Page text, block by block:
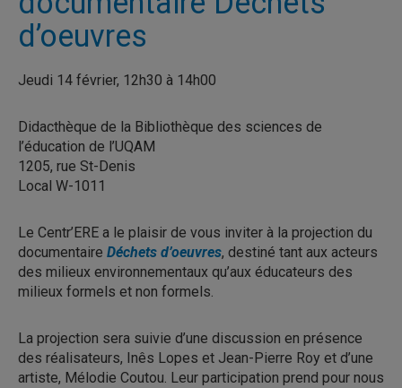
d’oeuvres
Jeudi 14 février, 12h30 à 14h00
Didacthèque de la Bibliothèque des sciences de
l’éducation de l’UQAM
1205, rue St-Denis
Local W-1011
Le Centr’ERE a le plaisir de vous inviter à la projection du
documentaire Déchets d’oeuvres, destiné tant aux acteurs
des milieux environnementaux qu’aux éducateurs des
milieux formels et non formels.
La projection sera suivie d’une discussion en présence
des réalisateurs, Inês Lopes et Jean-Pierre Roy et d’une
artiste, Mélodie Coutou. Leur participation prend pour nous